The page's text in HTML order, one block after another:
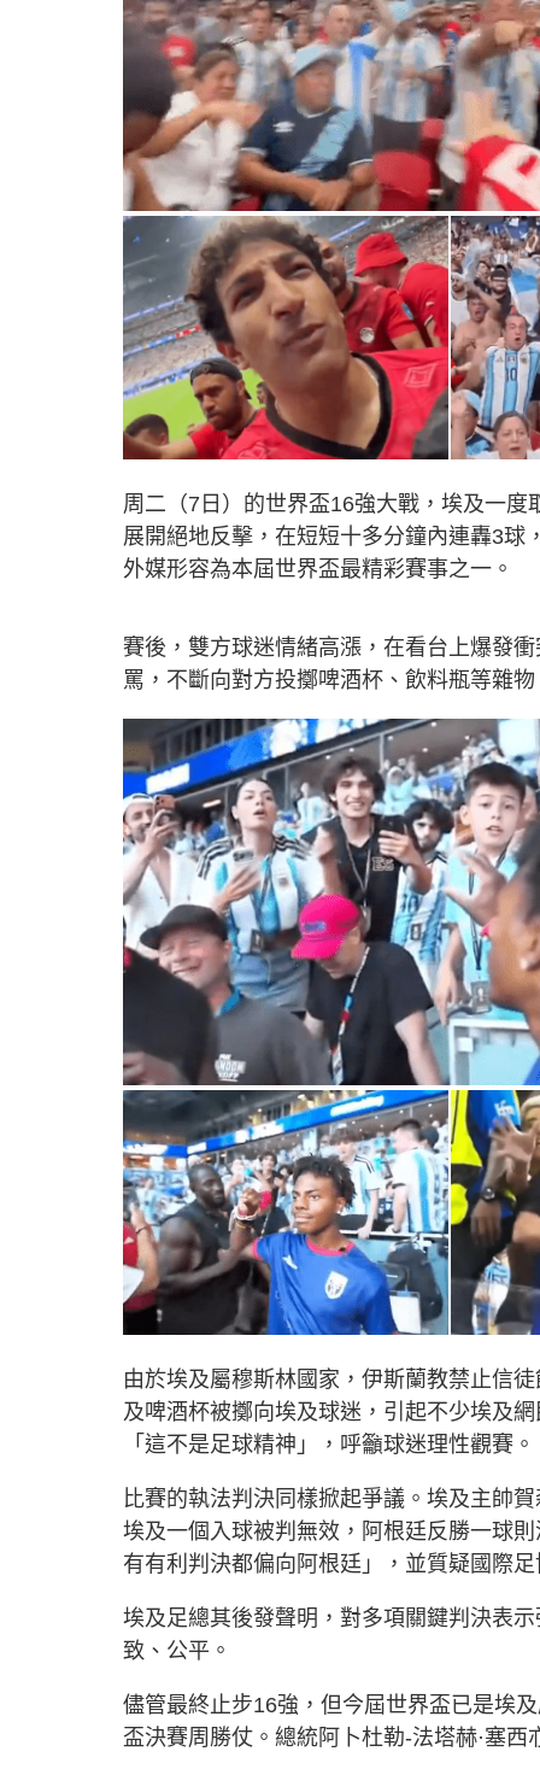
周二（7日）的世界盃16強大戰，埃及一
展開絕地反擊，在短短十多分鐘內連轟3球
外媒形容為本屆世界盃最精彩賽事之一。
賽後，雙方球迷情緒高漲，在看台上爆發
罵，不斷向對方投擲啤酒杯、飲料瓶等雜
由於埃及屬穆斯林國家，伊斯蘭教禁止信
及啤酒杯被擲向埃及球迷，引起不少埃及
「這不是足球精神」，呼籲球迷理性觀賽。
比賽的執法判決同樣掀起爭議。埃及主帥
埃及一個入球被判無效，阿根廷反勝一球
有有利判決都偏向阿根廷」，並質疑國際
埃及足總其後發聲明，對多項關鍵判決表
致、公平。
儘管最終止步16強，但今屆世界盃已是埃
盃決賽周勝仗。總統阿卜杜勒-法塔赫·塞